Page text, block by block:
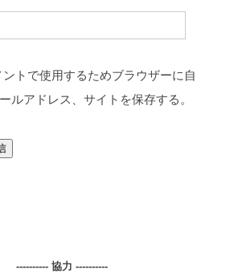
ントで使用するためブラウザーに自
ルアドレス、サイトを保存する。
---------- 協力 ----------